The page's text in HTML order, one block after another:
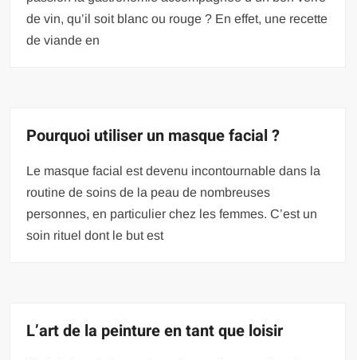
de vin, qu’il soit blanc ou rouge ? En effet, une recette
de viande en
Pourquoi utiliser un masque facial ?
Le masque facial est devenu incontournable dans la
routine de soins de la peau de nombreuses
personnes, en particulier chez les femmes. C’est un
soin rituel dont le but est
L’art de la peinture en tant que loisir